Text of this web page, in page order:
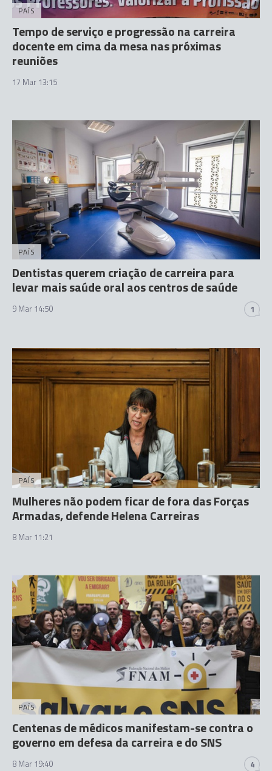
PAÍS
Tempo de serviço e progressão na carreira
docente em cima da mesa nas próximas
reuniões
17 Mar 13:15
PAÍS
Dentistas querem criação de carreira para
levar mais saúde oral aos centros de saúde
9 Mar 14:50 1
PAÍS
Mulheres não podem ficar de fora das Forças
Armadas, defende Helena Carreiras
8 Mar 11:21
PAÍS
Centenas de médicos manifestam-se contra o
governo em defesa da carreira e do SNS
8 Mar 19:40 4